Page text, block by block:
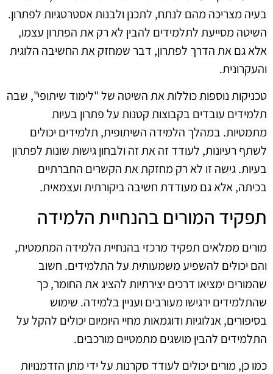
בעיה מצריכה מהם לנתח, לתכנן ולבנות אסטרטגיות לפתרון.
השיטה מסייעת לתלמידים להבין לא רק את הפתרון עצמו,
אלא גם את הדרך לפתרון, דבר שמחזק את החשיבה הלוגית
והעקרונית.
טכניקות נוספות כוללות את השיטה של "לימוד שיתופי", שבה
תלמידים עובדים בקבוצות קטנות על פתרון בעיות
מתמטיות. במהלך הלמידה השיתופית, תלמידים יכולים
לשתף רעיונות, לעודד זה את זה ולבחון גישות שונות לפתרון
בעיות. גישה זו לא רק מחזקת את הקשרים החברתיים
בכיתה, אלא גם מעודדת חשיבה ביקורתית ועצמאית.
תפקיד המורים בהנחיית הלמידה
מורים ממלאים תפקיד מרכזי בהנחיית הלמידה המתמטית,
והם יכולים להשפיע משמעותית על התלמידים. חשוב
שהמורים ימציאו דרכים יצירתיות להציג את החומר, כך
שהתלמידים ירגישו מעורבים ועניין בלמידה. שימוש
בסיפורים, אנלוגיות ודוגמאות מחיי היומיום יכולים להקל על
התלמידים להבין מושגים מתמטיים מורכבים.
כמו כן, מורים יכולים לעודד סקרנות על ידי מתן הזדמנויות